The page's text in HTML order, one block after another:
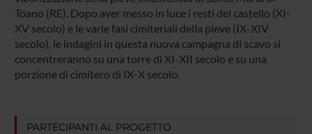
Toano (RE). Dopo aver messo in luce i resti del castello (XI-
XV secolo) e le varie fasi cimiteriali della pieve (IX-XIV
secolo), le indagini in questa nuova campagna di scavo si
concentreranno su una torre di XI-XII secolo e su una
porzione di cimitero di IX-X secolo.
PARTECIPANTI AL PROGETTO